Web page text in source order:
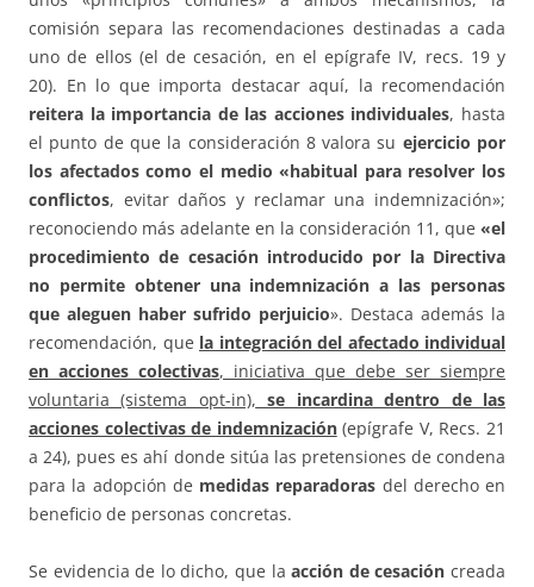
comisión separa las recomendaciones destinadas a cada
uno de ellos (el de cesación, en el epígrafe IV, recs. 19 y
20). En lo que importa destacar aquí, la recomendación
reitera la importancia de las acciones individuales, hasta
el punto de que la consideración 8 valora su ejercicio por
los afectados como el medio «habitual para resolver los
conflictos, evitar daños y reclamar una indemnización»;
reconociendo más adelante en la consideración 11, que «el
procedimiento de cesación introducido por la Directiva
no permite obtener una indemnización a las personas
que aleguen haber sufrido perjuicio». Destaca además la
recomendación, que la integración del afectado individual
en acciones colectivas, iniciativa que debe ser siempre
voluntaria (sistema opt-in), se incardina dentro de las
acciones colectivas de indemnización(epígrafe V, Recs. 21
a 24), pues es ahí donde sitúa las pretensiones de condena
para la adopción de medidas reparadoras del derecho en
beneficio de personas concretas.
Se evidencia de lo dicho, que laacción de cesación creada